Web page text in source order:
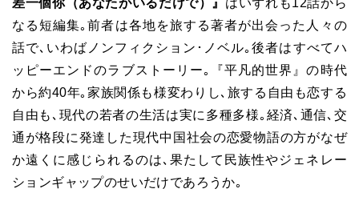
差一個你（あなたがいるだけで）』 はいずれも12話から
なる短編集｡前者は各地を旅する著者が出会った人々の
話で､いわばノンフィクション･ノベル｡後者はすべてハ
ッピーエンドのラブストーリー｡『平凡的世界』の時代
から約40年｡家族関係も様変わりし､旅する自由も恋する
自由も､現代の若者の生活は実に多種多様｡経済､通信､交
通が格段に発達した現代中国社会の恋愛物語の方がなぜ
か遠くに感じられるのは､果たして民族性やジェネレー
ションギャップのせいだけであろうか｡